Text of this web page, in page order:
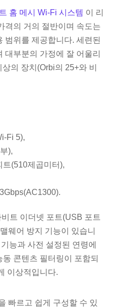
홈 메시 Wi-Fi 시스템 이 리
격의 거의 절반이며 속도는
범위를 제공합니다. 세련된
대부분의 가정에 잘 어울리
의 장치(Orbi의 25+와 비
Fi 5),
),
트(510제곱미터),
트 이더넷 포트(USB 포트
웨어 방지 기능이 있습니
능과 사전 설정된 연령에
콘텐츠 필터링이 포함되
이상적입니다.
빠르고 쉽게 구성할 수 있